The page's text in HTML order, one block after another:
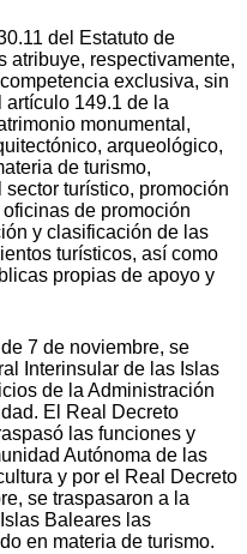
del Estatuto de
atribuye, respectivamente,
exclusiva, sin
149.1 de la
monumental,
arqueológico,
de turismo,
turístico, promoción
de promoción
y clasificación de las
turísticos, así como
propias de apoyo y
7 de noviembre, se
Interinsular de las Islas
de la Administración
El Real Decreto
las funciones y
Autónoma de las
y por el Real Decreto
se traspasaron a la
Baleares las
en materia de turismo.